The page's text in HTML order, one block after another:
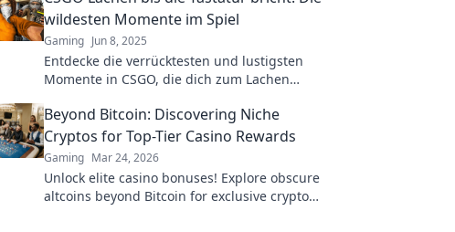
wildesten Momente im Spiel
Gaming Jun 8, 2025
Entdecke die verrücktesten und lustigsten
Momente in CSGO, die dich zum Lachen
Momente?
Beyond Bitcoin: Discovering Niche
Cryptos for Top-Tier Casino Rewards
Gaming Mar 24, 2026
Unlock elite casino bonuses! Explore obscure
altcoins beyond Bitcoin for exclusive crypto